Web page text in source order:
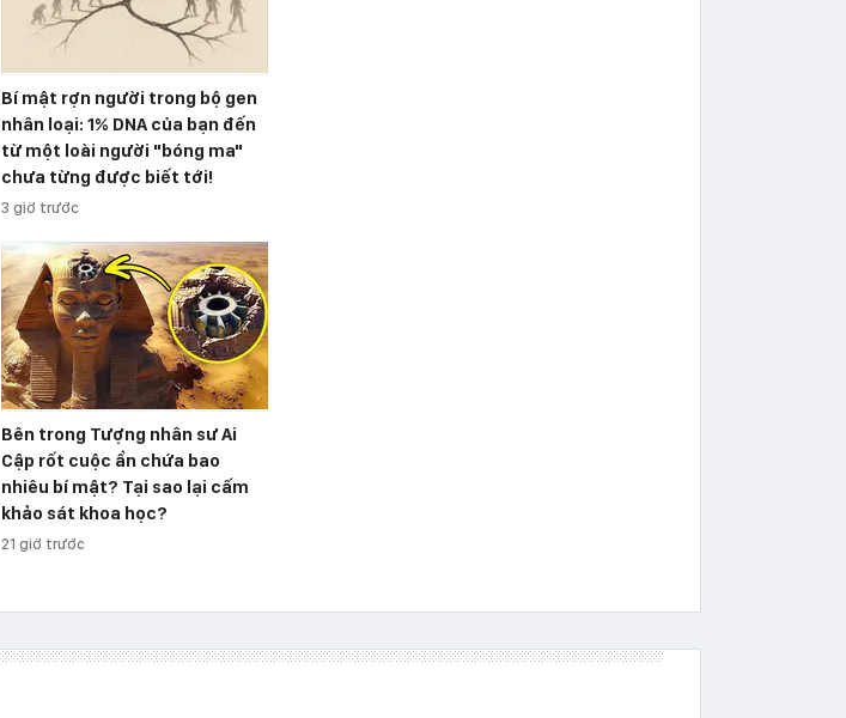
Bí mật rợn người trong bộ gen
nhân loại: 1% DNA của bạn đến
từ một loài người "bóng ma"
chưa từng được biết tới!
3 giờ trước
Bên trong Tượng nhân sư Ai
Cập rốt cuộc ẩn chứa bao
nhiêu bí mật? Tại sao lại cấm
khảo sát khoa học?
21 giờ trước